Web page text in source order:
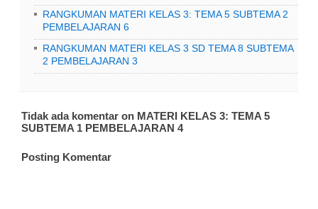
RANGKUMAN MATERI KELAS 3: TEMA 5 SUBTEMA 2
PEMBELAJARAN 6
RANGKUMAN MATERI KELAS 3 SD TEMA 8 SUBTEMA
2 PEMBELAJARAN 3
Tidak ada komentar on MATERI KELAS 3: TEMA 5
SUBTEMA 1 PEMBELAJARAN 4
Posting Komentar